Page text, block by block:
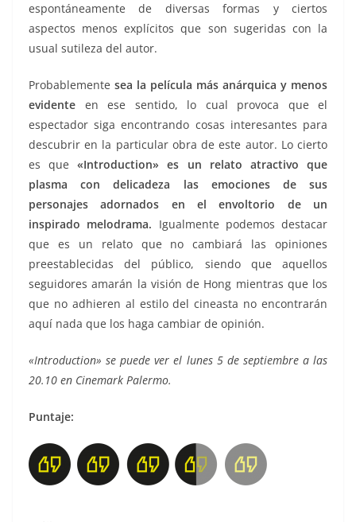
espontáneamente de diversas formas y ciertos
aspectos menos explícitos que son sugeridas con la
usual sutileza del autor.
Probablemente sea la película más anárquica y menos
evidente en ese sentido, lo cual provoca que el
espectador siga encontrando cosas interesantes para
descubrir en la particular obra de este autor. Lo cierto
es que«Introduction» es un relato atractivo que
plasma con delicadeza las emociones de sus
personajes adornados en el envoltorio de un
inspirado melodrama. Igualmente podemos destacar
que es un relato que no cambiará las opiniones
preestablecidas del público, siendo que aquellos
seguidores amarán la visión de Hong mientras que los
que no adhieren al estilo del cineasta no encontrarán
aquí nada que los haga cambiar de opinión.
«Introduction» se puede ver el lunes 5 de septiembre a las
20.10 en Cinemark Palermo.
Puntaje: